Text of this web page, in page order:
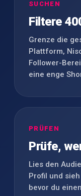
SUCHEN
Filtere
Grenze die
Plattform,
Follower-
eine enge
PRÜFEN
Prüfe,
Lies den
Profil und
bevor du